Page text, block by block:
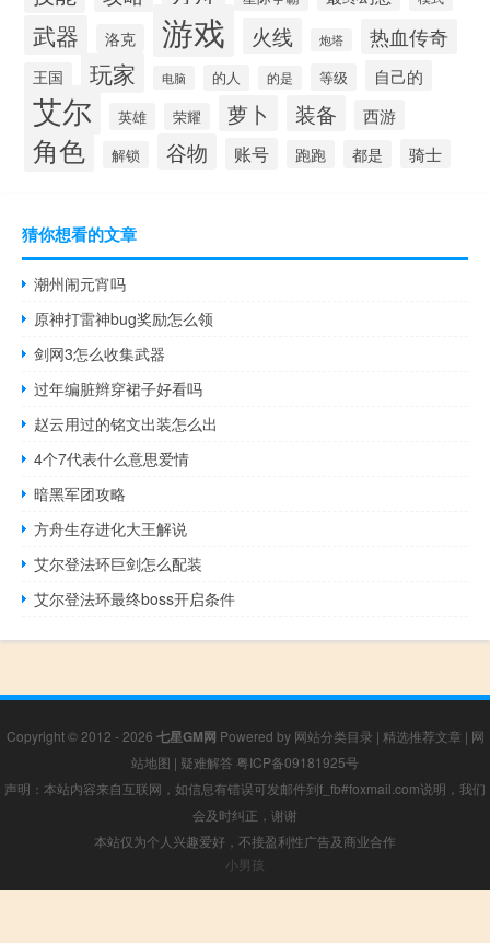
武器 洛克 游戏 火线 炮塔 热血传奇
王国 玩家 电脑 的人 的是 等级 自己的
艾尔 英雄 荣耀 萝卜 装备 西游
角色 解锁 谷物 账号 跑跑 都是 骑士
猜你想看的文章
潮州闹元宵吗
原神打雷神bug奖励怎么领
剑网3怎么收集武器
过年编脏辫穿裙子好看吗
赵云用过的铭文出装怎么出
4个7代表什么意思爱情
暗黑军团攻略
方舟生存进化大王解说
艾尔登法环巨剑怎么配装
艾尔登法环最终boss开启条件
Copyright © 2012 - 2026 七星GM网 Powered by 网站分类目录 | 精选推荐文章 | 网
站地图 | 疑难解答 粤ICP备09181925号
声明：本站内容来自互联网，如信息有错误可发邮件到f_fb#foxmail.com说明，我们
会及时纠正，谢谢
本站仅为个人兴趣爱好，不接盈利性广告及商业合作
小男孩